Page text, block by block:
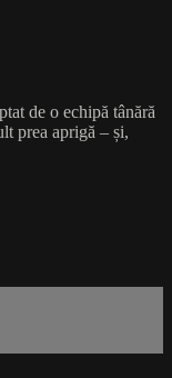
de o echipă tânără
prea aprigă – și,